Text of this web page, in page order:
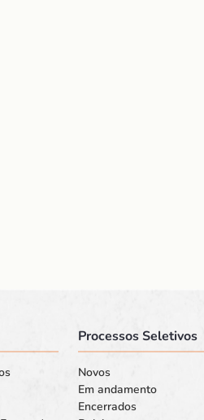
Processos Seletivos
Novos
Em andamento
Encerrados